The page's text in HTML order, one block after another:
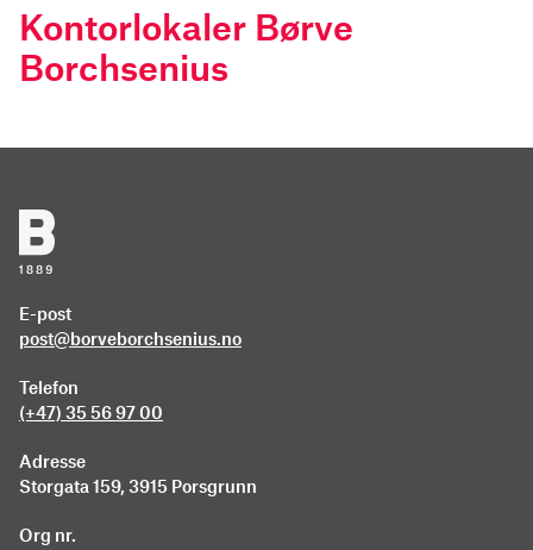
Kontorlokaler Børve
Borchsenius
E-post
post@borveborchsenius.no
Telefon
(+47) 35 56 97 00
Adresse
Storgata 159, 3915 Porsgrunn
Org nr.